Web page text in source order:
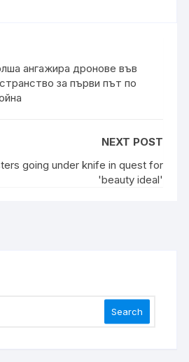
ангажира дронове във
за първи път по
NEXT POST
going under knife in quest for
'beauty ideal'
Search